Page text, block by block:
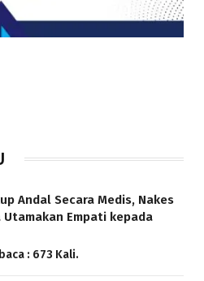
Andal Secara Medis, Nakes
Utamakan Empati kepada
: 673 Kali.